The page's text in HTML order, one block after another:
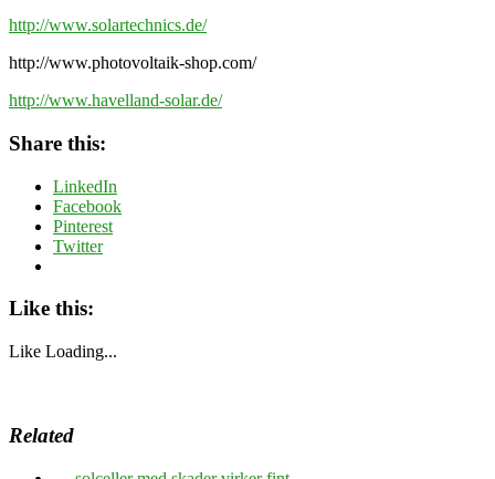
http://www.solartechnics.de/
http://www.photovoltaik-shop.com/
http://www.havelland-solar.de/
Share this:
LinkedIn
Facebook
Pinterest
Twitter
Like this:
Like Loading...
Related